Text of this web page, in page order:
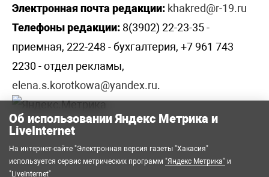
Электронная почта редакции: khakred@r-19.ru
Телефоны редакции: 8(3902) 22-23-35 -
приемная, 222-248 - бухгалтерия, +7 961 743
2230 - отдел рекламы,
elena.s.korotkowa@yandex.ru.
Об использовании Яндекс Метрика и
LiveInternet
На интернет-сайте "Электронная версия газеты "Хакасия"
используется сервис метрических программ "Яндекс Метрика" и
"LiveInternet"